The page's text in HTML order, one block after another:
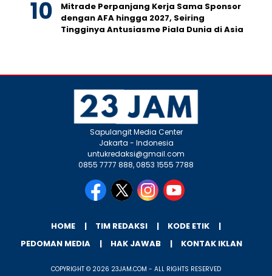
Mitrade Perpanjang Kerja Sama Sponsor
dengan AFA hingga 2027, Seiring
Tingginya Antusiasme Piala Dunia di Asia
Sapulangit Media Center
Jakarta - Indonesia
untukredaksi@gmail.com
0855 7777 888, 0853 1555 7788
HOME TIM REDAKSI
KODE ETIK
PEDOMAN MEDIA
HAK JAWAB KONTAK IKLAN
COPYRIGHT © 2026 23JAM.COM - ALL RIGHTS RESERVED